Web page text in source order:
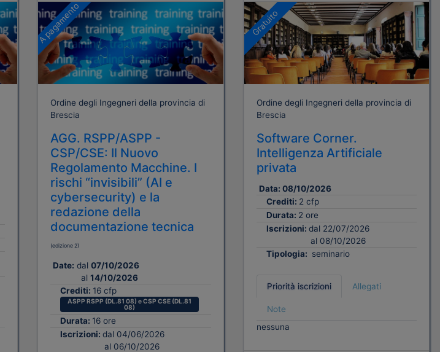
A pagamento
Ordine degli Ingegneri della provincia di
Brescia
AGG. RSPP/ASPP -
CSP/CSE: Il Nuovo
Regolamento Macchine. I
rischi “invisibili” (AI e
cybersecurity) e la
redazione della
documentazione tecnica
(edizione 2)
Date: dal 07/10/2026
al14/10/2026
Crediti: 16 cfp
ASPP RSPP (DL.81 08) e CSP CSE (DL.81
08)
Durata: 16 ore
Iscrizioni: dal 04/06/2026
al 06/10/2026
Gratuito
Ordine degli Ingegneri della provincia di
Brescia
Software Corner.
Intelligenza Artificiale
privata
Data: 08/10/2026
Crediti: 2 cfp
Durata: 2 ore
Iscrizioni: dal 22/07/2026
al 08/10/2026
Tipologia: seminario
Priorità iscrizioni Allegati
Note
nessuna